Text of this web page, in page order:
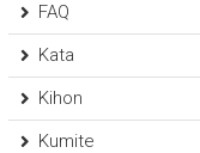
FAQ
Kata
Kihon
Kumite